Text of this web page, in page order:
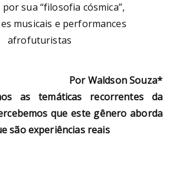
sua “filosofia cósmica”,
musicais e performances
afrofuturistas
Por Waldson Souza*
as temáticas recorrentes da
que este gênero aborda
são experiências reais